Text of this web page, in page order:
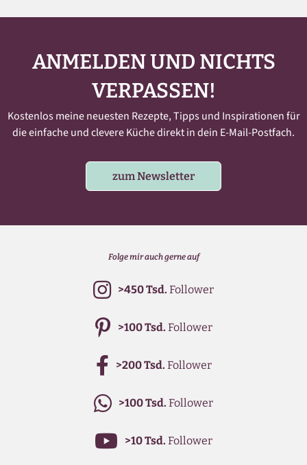
ANMELDEN UND NICHTS
VERPASSEN!
Kostenlos meine neuesten Rezepte, Tipps und Inspirationen für
die einfache und clevere Küche direkt in dein E-Mail-Postfach.
zum Newsletter
Folge mir auch gerne auf
>450 Tsd. Follower
>100 Tsd. Follower
>200 Tsd. Follower
>100 Tsd. Follower
>10 Tsd. Follower